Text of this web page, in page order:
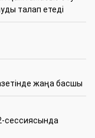
талап етеді
жаңа басшы
сессиясында